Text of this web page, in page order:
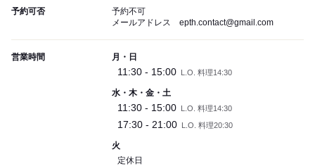
予約可否
予約不可
メールアドレス epth.contact@gmail.com
営業時間 月・日
11:30 - 15:00 L.O. 料理14:30
水・木・金・土
11:30 - 15:00 L.O. 料理14:30
17:30 - 21:00 L.O. 料理20:30
火
定休日